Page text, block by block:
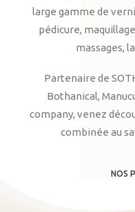
large gamme de
pédicure,
massages,
Partenaire de
Bothanical,
company, venez
combinée au
NOS